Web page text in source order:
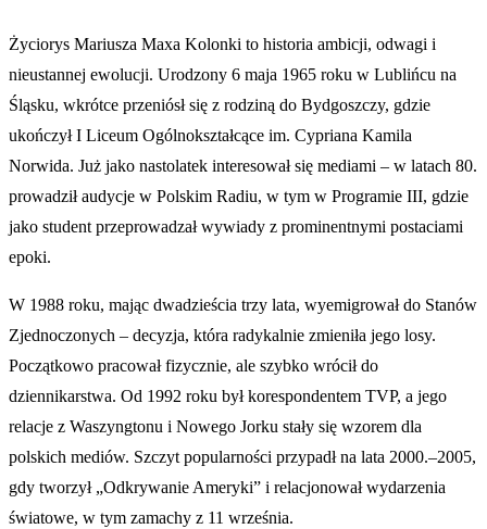
Życiorys Mariusza Maxa Kolonki to historia ambicji, odwagi i
nieustannej ewolucji. Urodzony 6 maja 1965 roku w Lublińcu na
Śląsku, wkrótce przeniósł się z rodziną do Bydgoszczy, gdzie
ukończył I Liceum Ogólnokształcące im. Cypriana Kamila
Norwida. Już jako nastolatek interesował się mediami – w latach 80.
prowadził audycje w Polskim Radiu, w tym w Programie III, gdzie
jako student przeprowadzał wywiady z prominentnymi postaciami
epoki.
W 1988 roku, mając dwadzieścia trzy lata, wyemigrował do Stanów
Zjednoczonych – decyzja, która radykalnie zmieniła jego losy.
Początkowo pracował fizycznie, ale szybko wrócił do
dziennikarstwa. Od 1992 roku był korespondentem TVP, a jego
relacje z Waszyngtonu i Nowego Jorku stały się wzorem dla
polskich mediów. Szczyt popularności przypadł na lata 2000.–2005,
gdy tworzył „Odkrywanie Ameryki” i relacjonował wydarzenia
światowe, w tym zamachy z 11 września.